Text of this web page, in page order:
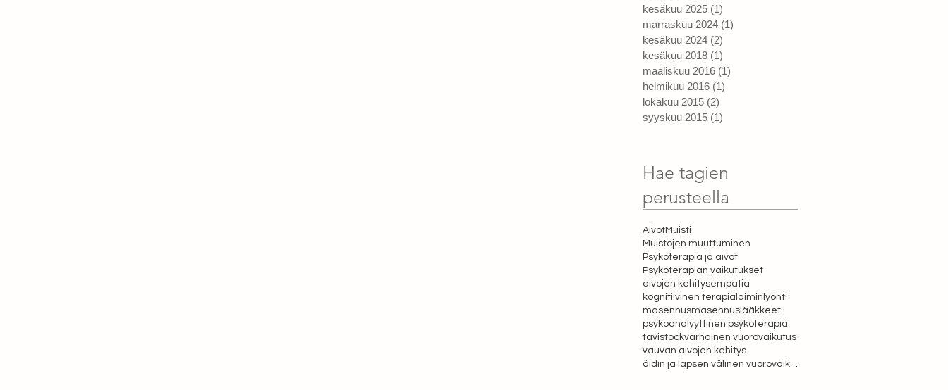
kesäkuu 2025 (1)
marraskuu 2024 (1)
kesäkuu 2024 (2)
kesäkuu 2018 (1)
maaliskuu 2016 (1)
helmikuu 2016 (1)
lokakuu 2015 (2)
syyskuu 2015 (1)
Hae tagien
perusteella
AivotMuisti
Muistojen muuttuminen
Psykoterapia ja aivot
Psykoterapian vaikutukset
aivojen kehitysempatia
kognitiivinen terapia laiminlyönti
masennusmasennuslääkkeet
psykoanalyyttinen psykoterapia
tavistockvarhainen vuorovaikutus
vauvan aivojen kehitys
äidin ja lapsen välinen vuorovaikutus